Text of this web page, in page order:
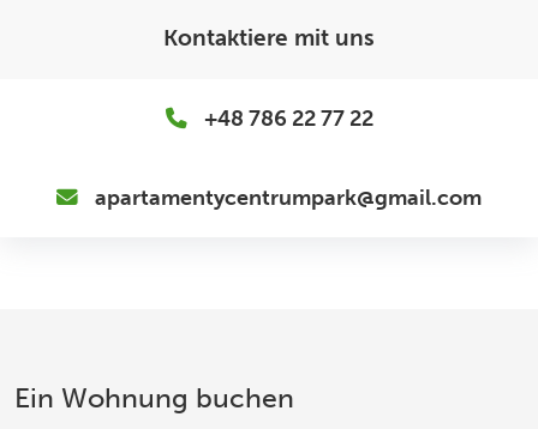
Kontaktiere mit uns
+48 786 22 77 22
apartamentycentrumpark@gmail.com
Ein Wohnung buchen